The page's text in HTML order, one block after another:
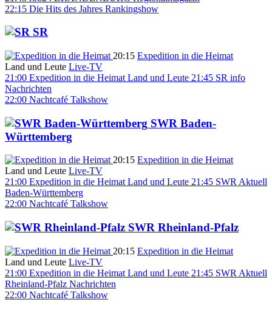
22:15 Die Hits des Jahres Rankingshow
SR
20:15 Expedition in die Heimat
Land und Leute Live-TV
21:00 Expedition in die Heimat Land und Leute 21:45 SR info
Nachrichten
22:00 Nachtcafé Talkshow
SWR Baden-
Württemberg
20:15 Expedition in die Heimat
Land und Leute Live-TV
21:00 Expedition in die Heimat Land und Leute 21:45 SWR Aktuell
Baden-Württemberg
22:00 Nachtcafé Talkshow
SWR Rheinland-Pfalz
20:15 Expedition in die Heimat
Land und Leute Live-TV
21:00 Expedition in die Heimat Land und Leute 21:45 SWR Aktuell
Rheinland-Pfalz Nachrichten
22:00 Nachtcafé Talkshow